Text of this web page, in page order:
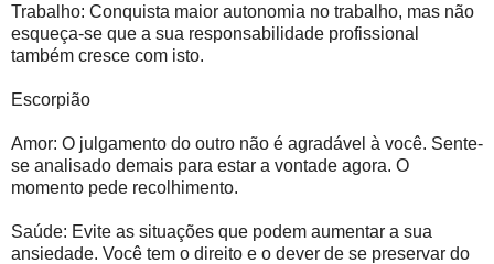
Trabalho: Conquista maior autonomia no trabalho, mas não
esqueça-se que a sua responsabilidade profissional
também cresce com isto.
Escorpião
Amor: O julgamento do outro não é agradável à você. Sente-
se analisado demais para estar a vontade agora. O
momento pede recolhimento.
Saúde: Evite as situações que podem aumentar a sua
ansiedade. Você tem o direito e o dever de se preservar do